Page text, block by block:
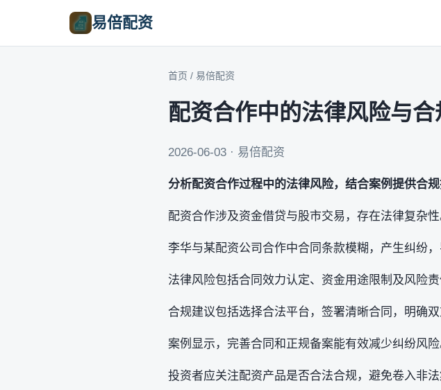
易倍配资
首页 / 易倍配资
配资合作中的法律风险与合
2026-06-03 · 易倍配资
分析配资合作过程中的法律风险，结合案例提供合
配资合作涉及资金借贷与股市交易，存在法律复杂性
李华与某配资公司合作中合同条款模糊，产生纠纷，
法律风险包括合同效力认定、资金用途限制及风险责
合规建议包括选择合法平台，签署清晰合同，明确双
案例显示，完善合同和正规备案能有效减少纠纷风险
投资者应关注配资产品是否合法合规，避免卷入非法